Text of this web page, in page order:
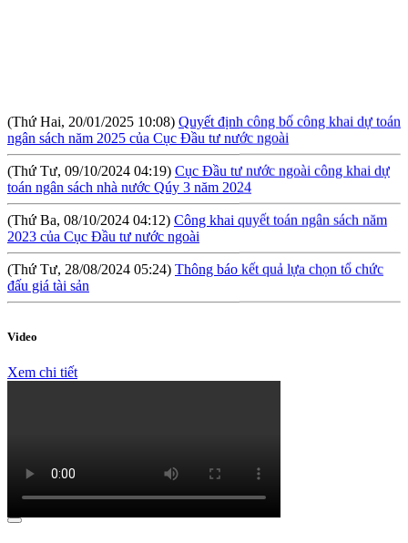
ngân sách năm 2025 của Cục Đầu tư nước ngoài
(Thứ Tư, 09/10/2024 04:19)Cục Đầu tư nước ngoài công khai dự
toán ngân sách nhà nước Qúy 3 năm 2024
(Thứ Ba, 08/10/2024 04:12)Công khai quyết toán ngân sách năm
2023 của Cục Đầu tư nước ngoài
(Thứ Tư, 28/08/2024 05:24)Thông báo kết quả lựa chọn tổ chức
đấu giá tài sản
(Thứ Sáu, 09/08/2024 10:57)Hội thảo: Cơ chế khuyến khích đầu tư
sách Quý I năm 2024
quyết toán ngân sách năm 2022 của Cục Đầu tư nước ngoài
(Thứ Hai, 09/10/2023 03:45)Báo cáo tình hình công khai ngân
sách Quý 3 năm 2023
Video
Xem chi tiết